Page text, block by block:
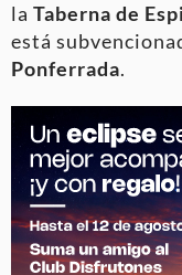
la Taberna de
está
Ponferrada.